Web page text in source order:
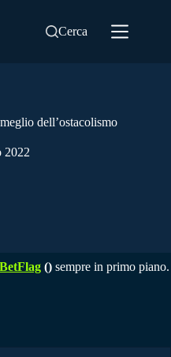
Cerca
dell’ostacolismo
2022
() sempre in primo piano.